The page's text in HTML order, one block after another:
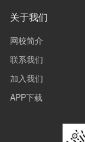
关于我们
网校简介
联系我们
加入我们
APP下载